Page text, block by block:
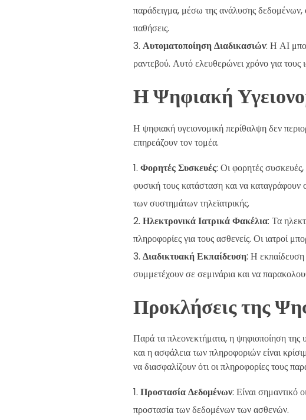
παράδειγμα, μέσω της ανάλυσης δεδομένων,
παθήσεις.
Αυτοματοποίηση Διαδικασιών: Η ΑΙ
ραντεβού. Αυτό ελευθερώνει χρόνο για τους
Η Ψηφιακή
Η ψηφιακή υγειονομική περίθαλψη δεν
επηρεάζουν τον τομέα.
Φορητές Συσκευές: Οι φορητές
φυσική τους κατάσταση και να
των συστημάτων τηλεϊατρικής.
Ηλεκτρονικά Ιατρικά Φακέλια: Τα
πληροφορίες για τους ασθενείς. Οι ιατροί
Διαδικτυακή Εκπαίδευση: Η εκπαίδευση
συμμετέχουν σε σεμινάρια και να
Προκλήσεις της
Παρά τα πλεονεκτήματα, η ψηφιοποίηση της
και η ασφάλεια των πληροφοριών είναι
να διασφαλίζουν ότι οι πληροφορίες τους
Προστασία Δεδομένων: Είναι σημαντικό
προστασία των δεδομένων των ασθενών.